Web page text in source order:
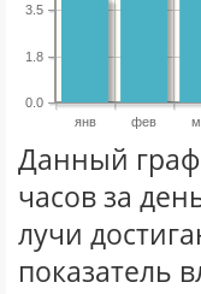
янв фев
0.0
1.8
3.5
Данный
часов за
лучи
показатель